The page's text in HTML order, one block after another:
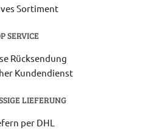
Sortiment
SERVICE
Rücksendung
Kundendienst
LIEFERUNG
per DHL